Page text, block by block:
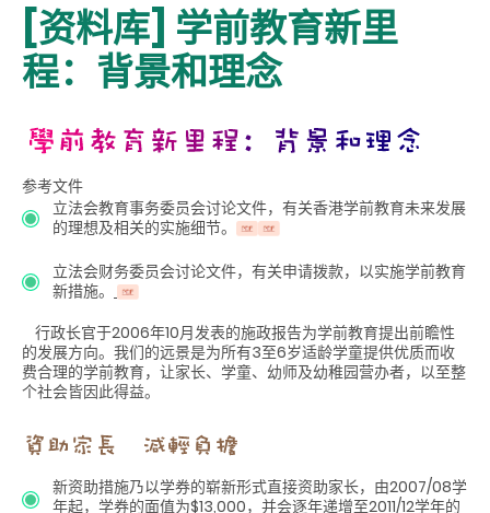
[资料库] 学前教育新里
程：背景和理念
参考文件
立法会教育事务委员会讨论文件，有关香港学前教育未来发展
的理想及相关的实施细节。
立法会财务委员会讨论文件，有关申请拨款，以实施学前教育
新措施。
行政长官于2006年10月发表的施政报告为学前教育提出前瞻性
的发展方向。我们的远景是为所有3至6岁适龄学童提供优质而收
费合理的学前教育，让家长、学童、幼师及幼稚园营办者，以至整
个社会皆因此得益。
新资助措施乃以学券的崭新形式直接资助家长，由2007/08学
年起，学券的面值为$13,000，并会逐年递增至2011/12学年的